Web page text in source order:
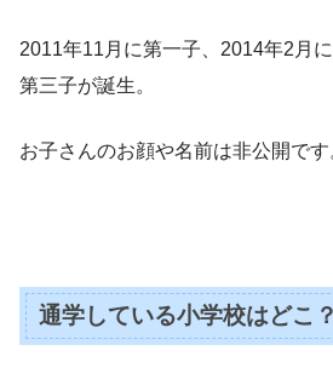
2011年11月に第一子、2014年2月
第三子が誕生。
お子さんのお顔や名前は非公開です
通学している小学校はどこ？